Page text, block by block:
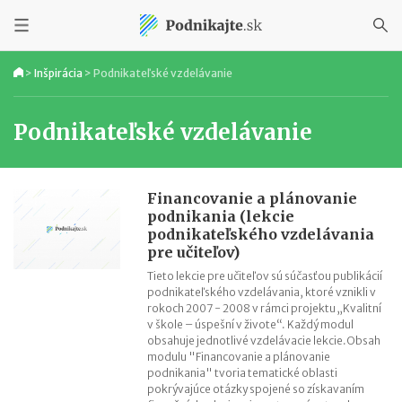
> Inšpirácia > Podnikateľské vzdelávanie
Podnikateľské vzdelávanie
Financovanie a plánovanie
podnikania (lekcie
podnikateľského vzdelávania
pre učiteľov)
Tieto lekcie pre učiteľov sú súčasťou publikácií
podnikateľského vzdelávania, ktoré vznikli v
rokoch 2007 - 2008 v rámci projektu „Kvalitní
v škole – úspešní v živote“. Každý modul
obsahuje jednotlivé vzdelávacie lekcie.Obsah
modulu "Financovanie a plánovanie
podnikania" tvoria tematické oblasti
pokrývajúce otázky spojené so získavaním